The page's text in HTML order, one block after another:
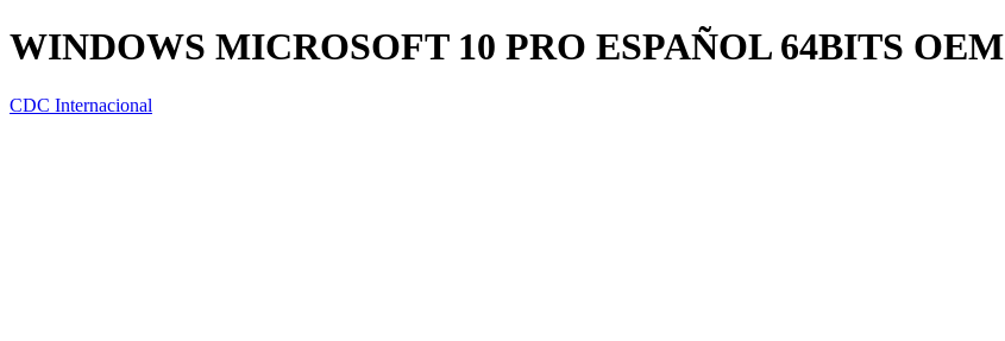
WINDOWS MICROSOFT 10 PRO ESPAÑOL 64BITS OEM
CDC Internacional